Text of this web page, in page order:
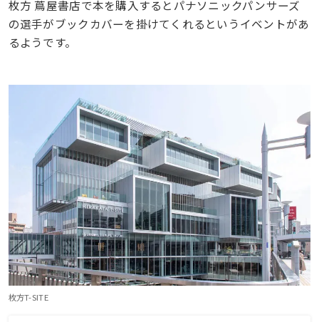
枚方 蔦屋書店で本を購入するとパナソニックパンサーズ
の選手がブックカバーを掛けてくれるというイベントがあ
るようです。
枚方T-SITE